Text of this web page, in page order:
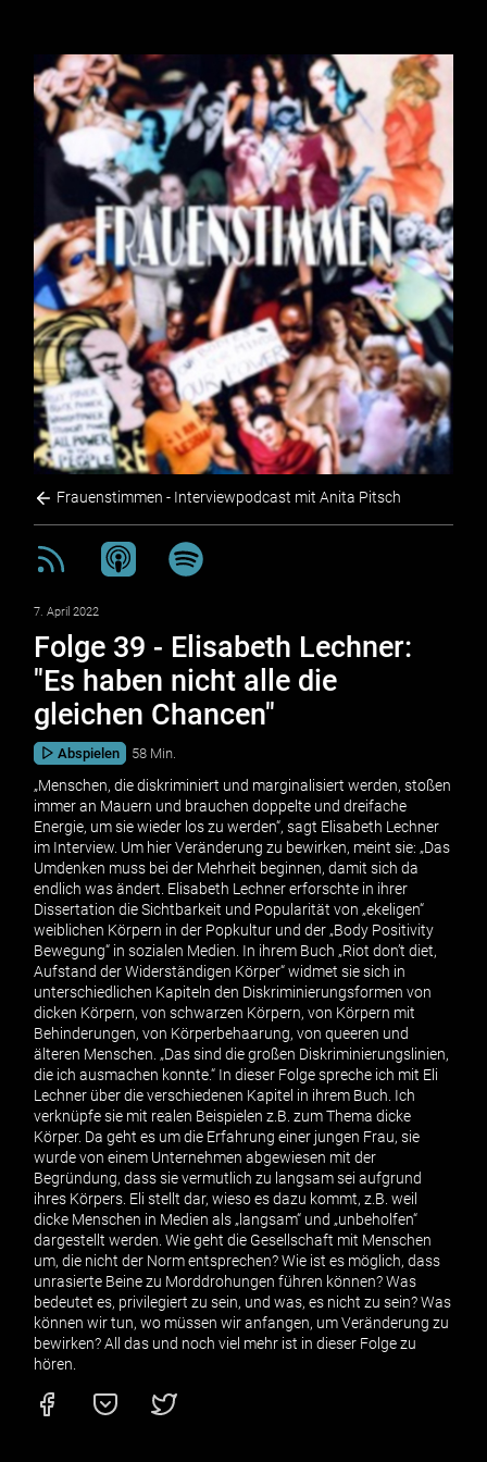
Frauenstimmen - Interviewpodcast mit Anita Pitsch
7. April 2022
Folge 39 - Elisabeth Lechner:
"Es haben nicht alle die
gleichen Chancen"
Abspielen 58 Min.
„Menschen, die diskriminiert und marginalisiert werden, stoßen
immer an Mauern und brauchen doppelte und dreifache
Energie, um sie wieder los zu werden“, sagt Elisabeth Lechner
im Interview. Um hier Veränderung zu bewirken, meint sie: „Das
Umdenken muss bei der Mehrheit beginnen, damit sich da
endlich was ändert. Elisabeth Lechner erforschte in ihrer
Dissertation die Sichtbarkeit und Popularität von „ekeligen“
weiblichen Körpern in der Popkultur und der „Body Positivity
Bewegung“ in sozialen Medien. In ihrem Buch „Riot don’t diet,
Aufstand der Widerständigen Körper“ widmet sie sich in
unterschiedlichen Kapiteln den Diskriminierungsformen von
dicken Körpern, von schwarzen Körpern, von Körpern mit
Behinderungen, von Körperbehaarung, von queeren und
älteren Menschen. „Das sind die großen Diskriminierungslinien,
die ich ausmachen konnte.“ In dieser Folge spreche ich mit Eli
Lechner über die verschiedenen Kapitel in ihrem Buch. Ich
verknüpfe sie mit realen Beispielen z.B. zum Thema dicke
Körper. Da geht es um die Erfahrung einer jungen Frau, sie
wurde von einem Unternehmen abgewiesen mit der
Begründung, dass sie vermutlich zu langsam sei aufgrund
ihres Körpers. Eli stellt dar, wieso es dazu kommt, z.B. weil
dicke Menschen in Medien als „langsam“ und „unbeholfen“
dargestellt werden. Wie geht die Gesellschaft mit Menschen
um, die nicht der Norm entsprechen? Wie ist es möglich, dass
unrasierte Beine zu Morddrohungen führen können? Was
bedeutet es, privilegiert zu sein, und was, es nicht zu sein? Was
können wir tun, wo müssen wir anfangen, um Veränderung zu
bewirken? All das und noch viel mehr ist in dieser Folge zu
hören.